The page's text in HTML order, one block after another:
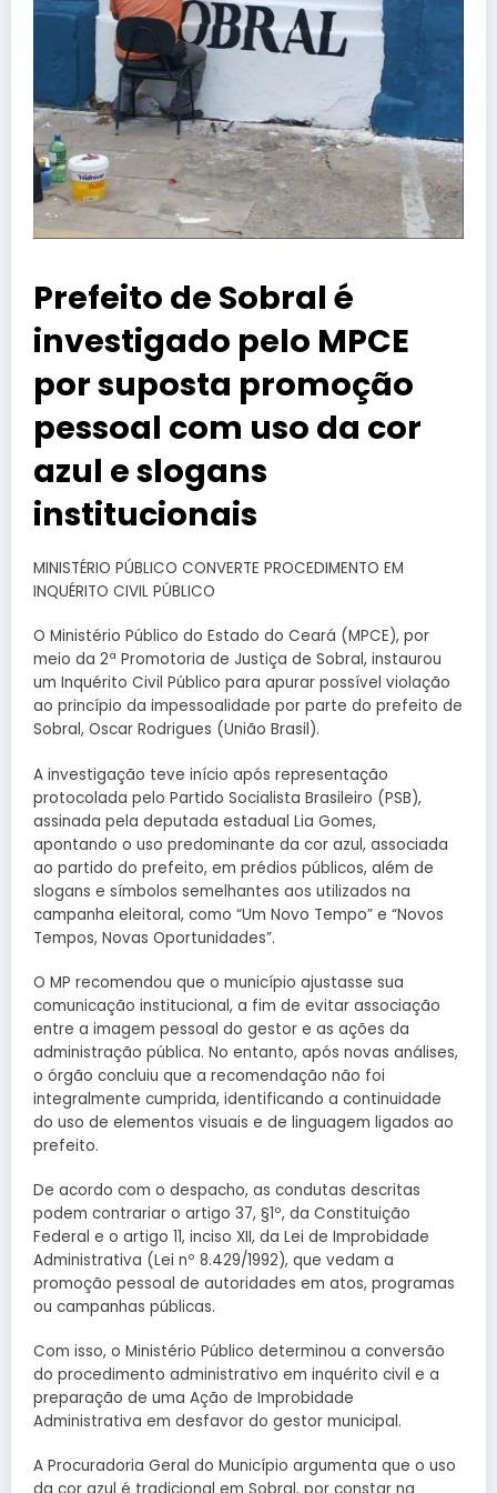
Prefeito de Sobral é
investigado pelo MPCE
por suposta promoção
pessoal com uso da cor
azul e slogans
institucionais
MINISTÉRIO PÚBLICO CONVERTE PROCEDIMENTO EM
INQUÉRITO CIVIL PÚBLICO
O Ministério Público do Estado do Ceará (MPCE), por
meio da 2ª Promotoria de Justiça de Sobral, instaurou
um Inquérito Civil Público para apurar possível violação
ao princípio da impessoalidade por parte do prefeito de
Sobral, Oscar Rodrigues (União Brasil).
A investigação teve início após representação
protocolada pelo Partido Socialista Brasileiro (PSB),
assinada pela deputada estadual Lia Gomes,
apontando o uso predominante da cor azul, associada
ao partido do prefeito, em prédios públicos, além de
slogans e símbolos semelhantes aos utilizados na
campanha eleitoral, como “Um Novo Tempo” e “Novos
Tempos, Novas Oportunidades”.
O MP recomendou que o município ajustasse sua
comunicação institucional, a fim de evitar associação
entre a imagem pessoal do gestor e as ações da
administração pública. No entanto, após novas análises,
o órgão concluiu que a recomendação não foi
integralmente cumprida, identificando a continuidade
do uso de elementos visuais e de linguagem ligados ao
prefeito.
De acordo com o despacho, as condutas descritas
podem contrariar o artigo 37, §1º, da Constituição
Federal e o artigo 11, inciso XII, da Lei de Improbidade
Administrativa (Lei nº 8.429/1992), que vedam a
promoção pessoal de autoridades em atos, programas
ou campanhas públicas.
Com isso, o Ministério Público determinou a conversão
do procedimento administrativo em inquérito civil e a
preparação de uma Ação de Improbidade
Administrativa em desfavor do gestor municipal.
A Procuradoria Geral do Município argumenta que o uso